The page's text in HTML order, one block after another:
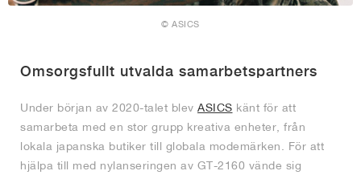
© ASICS
Omsorgsfullt utvalda samarbetspartners
Under början av 2020-talet blev ASICS känt för att
samarbeta med en stor grupp kreativa enheter, från
lokala japanska butiker till globala modemärken. För att
hjälpa till med nylanseringen av GT-2160 vände sig